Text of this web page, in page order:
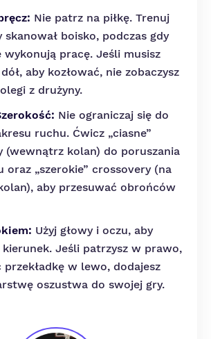
Nie patrz na piłkę. Trenuj
skanował boisko, podczas gdy
pracę. Jeśli musisz
aby kozłować, nie zobaczysz
z drużyny.
Nie ograniczaj się do
ruchu. Ćwicz „ciasne”
(wewnątrz kolan) do poruszania
oraz „szerokie” crossovery (na
aby przesuwać obrońców
Użyj głowy i oczu, aby
Jeśli patrzysz w prawo,
przekładkę w lewo, dodajesz
oszustwa do swojej gry.